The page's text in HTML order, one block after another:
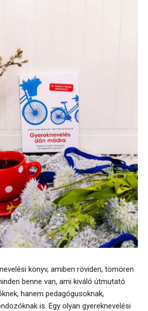
könyv, amiben röviden, tömören
benne van, ami kiváló útmutató
hanem pedagógusoknak,
is. Egy olyan gyereknevelési